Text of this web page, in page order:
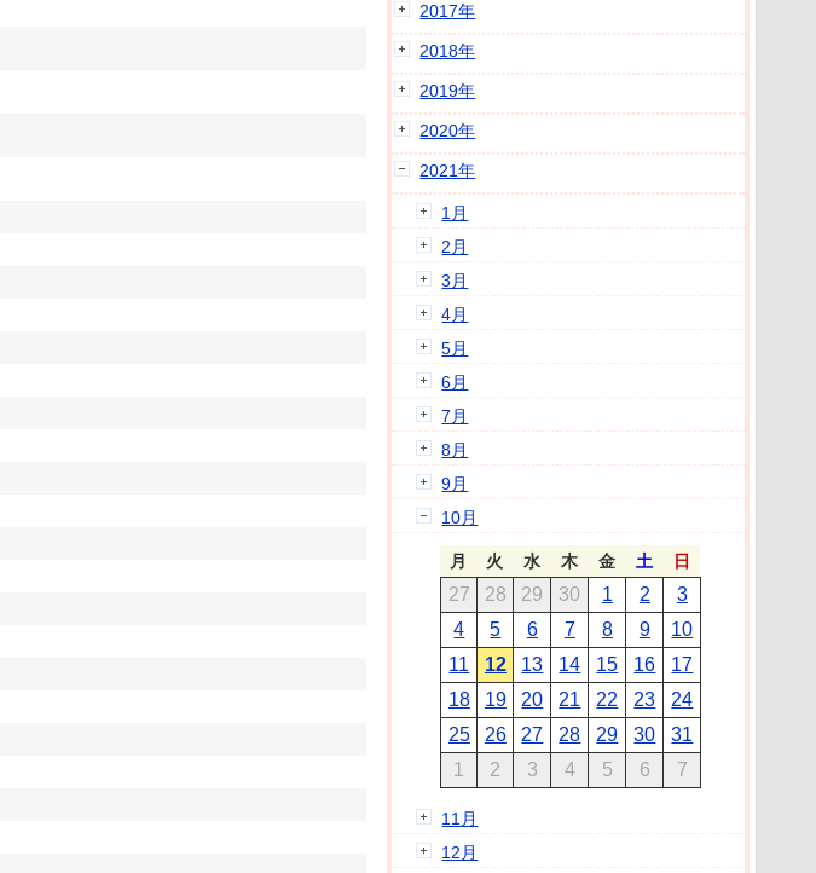
2017年
2018年
2019年
2020年
2021年
1月
2月
3月
4月
5月
6月
7月
8月
9月
10月
月 火 水 木 金 土 日
27 28 29 30 1 2
3
4
5 6 7 8 9
10
11
12 13 14 15 16
17
18
19 20 21 22 23
24
25
26 27 28 29 30
31
1
2 3 4 5 6 7
11月
12月